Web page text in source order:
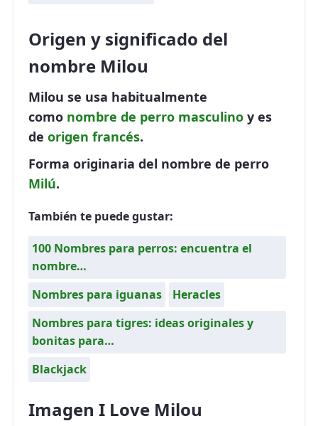
Origen y significado del
nombre Milou
Milou se usa habitualmente
como nombre de perro masculino y es
de origen francés.
Forma originaria del nombre de perro
Milú.
También te puede gustar:
100 Nombres para perros: encuentra el
nombre…
Nombres para iguanas
Heracles
Nombres para tigres: ideas originales y
bonitas para…
Blackjack
Imagen I Love Milou